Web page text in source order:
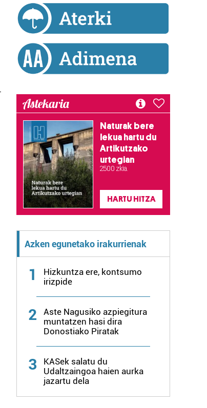
Astekaria
Naturak bere
lekua hartu du
Artikutzako
urtegian
2.500 zkia.
HARTU HITZA
Azken egunetako irakurrienak
1
Hizkuntza ere, kontsumo
irizpide
2
Aste Nagusiko azpiegitura
muntatzen hasi dira
Donostiako Piratak
3
KASek salatu du
Udaltzaingoa haien aurka
jazartu dela